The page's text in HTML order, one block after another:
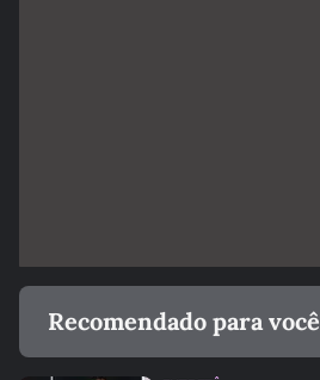
Recomendado para você